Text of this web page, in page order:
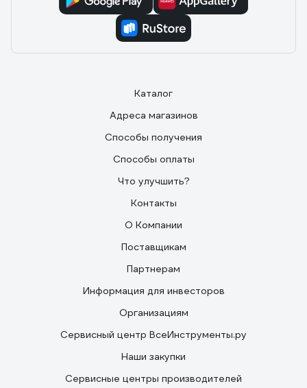
Каталог
Адреса магазинов
Способы получения
Способы оплаты
Что улучшить?
Контакты
О Компании
Поставщикам
Партнерам
Информация для инвесторов
Организациям
Сервисный центр ВсеИнструменты.ру
Наши закупки
Сервисные центры производителей